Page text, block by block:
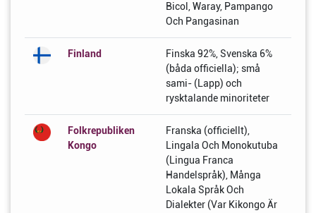
Bicol, Waray, Pampango
Och Pangasinan
Finland
Finska 92%, Svenska 6%
(båda officiella); små
sami- (Lapp) och
rysktalande minoriteter
Folkrepubliken
Kongo
Franska (officiellt),
Lingala Och Monokutuba
(Lingua Franca
Handelspråk), Många
Lokala Språk Och
Dialekter (Var Kikongo Är